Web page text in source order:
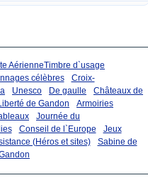
AérienneTimbre d`usage
célèbres
Croix-
Unesco De gaulle
Châteaux de
de Gandon
Armoiries
Journée du
Conseil de l`Europe
Jeux
(Héros et sites)
Sabine de